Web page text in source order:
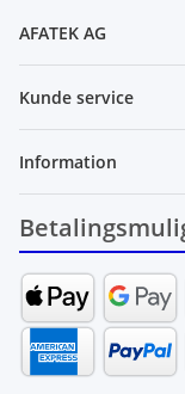
AFATEK AG
Kunde service
Information